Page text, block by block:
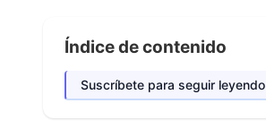
Índice de contenido
Suscríbete para seguir leyendo